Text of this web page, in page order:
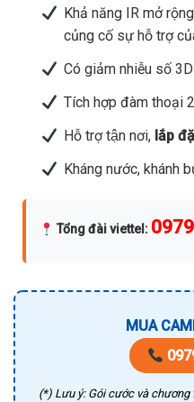
Khả năng IR mở
củng cố sự hỗ trợ
Có giảm nhiễu số
Tích hợp đàm thoại
Hỗ trợ tận nơi,lắp
Kháng nước, khánh
Tổng đài viettel :
MUA
(*) Lưu ý: Gói cước và